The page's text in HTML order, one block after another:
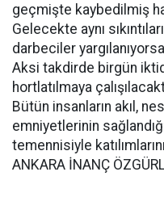
geçmişte kaybedilmiş
Gelecekte aynı
darbeciler
Aksi takdirde birgün
hortlatılmaya
Bütün insanların akıl,
emniyetlerinin
temennisiyle
ANKARA İNANÇ